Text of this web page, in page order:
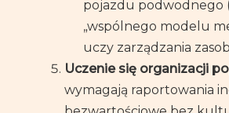
pojazdu podwodnego
„wspólnego modelu
uczy zarządzania
Uczenie się organizacji
wymagają raportowania